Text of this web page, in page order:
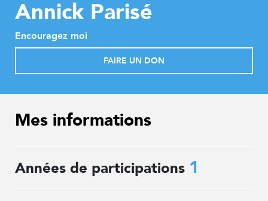
Annick Parisé
Encouragez moi
FAIRE UN DON
Mes informations
Années de participations 1